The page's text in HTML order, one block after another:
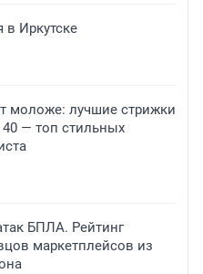
Иркутске
моложе: лучшие стрижки
— топ стильных
БПЛА. Рейтинг
маркетплейсов из